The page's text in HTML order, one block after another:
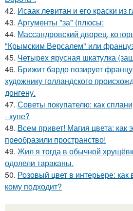
42. Исаак левитан и его краски из
43. Аргументы "за" (плюсы:
44. Массандровский дворец,
"Крымским Версалем" или
45. Четырех ярусная шкатулка
46. Брижит бардо позирует
художнику голландского
донгену.
47. Советы покупателю: как
- купе?
48. Всем привет! Магия цвета: как
преобразили пространство!
49. Жил я тогда в обычной
одолели тараканы.
50. Розовый цвет в интерьере: как
кому подходит?